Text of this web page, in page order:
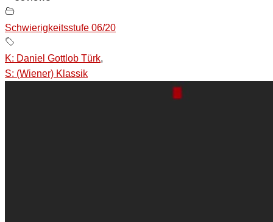
Schwierigkeitsstufe 06/20
K: Daniel Gottlob Türk,
S: (Wiener) Klassik